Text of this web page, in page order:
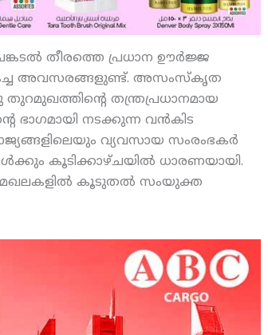
തീരത്തെ പ്രധാന ഊര്‍ജ്ജ
അവസരങ്ങളുണ്ട്. അസംസ്‌കൃത
തന്ത്രപ്രധാനമായ
ഭാഗമായി നടക്കുന്ന വന്‍കിട
വ്യവസായ സംരംഭകര്‍
കൂടിക്കാഴ്ചയില്‍ ധാരണയായി.
മേഖലകളില്‍ കൂടുതല്‍ സംയുക്ത